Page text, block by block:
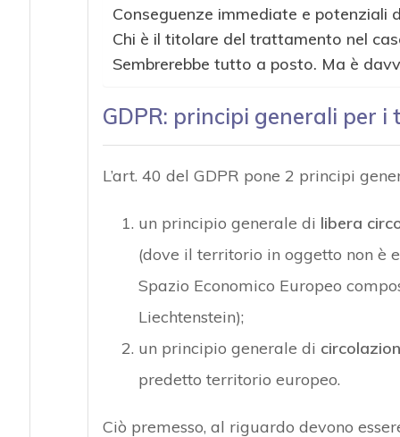
Conseguenze immediate e potenziali
Chi è il titolare del trattamento nel
Sembrerebbe tutto a posto. Ma è
GDPR: principi generali per
L’art. 40 del GDPR pone 2 principi
un principio generale di libera
(dove il territorio in oggetto non è
Spazio Economico Europeo
Liechtenstein);
un principio generale di
predetto territorio europeo.
Ciò premesso, al riguardo devono